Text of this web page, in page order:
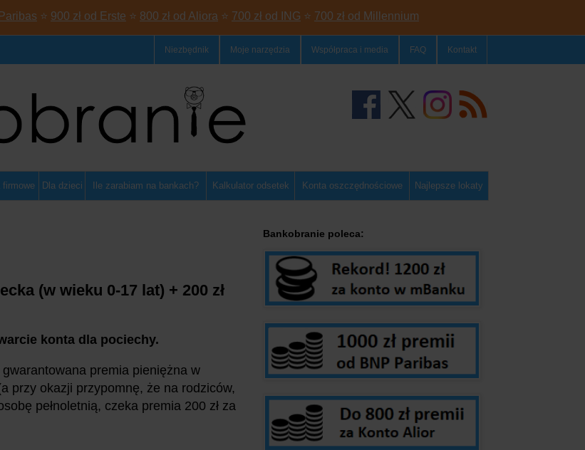
⭐ 900 zł od Erste ⭐ 800 zł od Aliora ⭐ 700 zł od ING ⭐ 700 zł od Millennium
Niezbędnik Moje narzędzia Współpraca i media FAQ Kontakt
firmowe Dla dzieci Ile zarabiam na bankach? Kalkulator odsetek Konta oszczędnościowe Najlepsze lokaty
(w wieku 0-17 lat) + 200 zł
konta dla pociechy.
premia pieniężna w
przy okazji przypomnę, że na rodziców,
pełnoletnią, czeka premia 200 zł za
Bankobranie poleca: